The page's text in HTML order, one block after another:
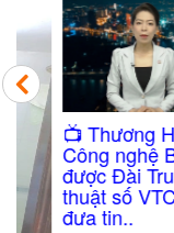
​📺 Thương Hiệu
Công nghệ Bảo
được Đài Truyền
thuật số VTC
đưa tin..